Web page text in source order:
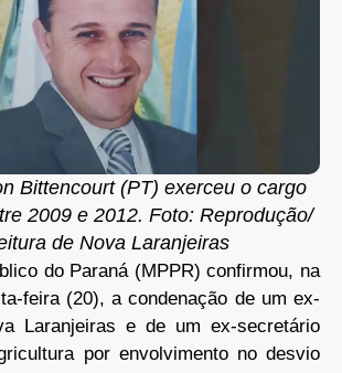
Bittencourt (PT) exerceu o cargo
2009 e 2012. Foto: Reprodução/
de Nova Laranjeiras
do Paraná (MPPR) confirmou, na
feira (20), a condenação de um ex-
Laranjeiras e de um ex-secretário
por envolvimento no desvio